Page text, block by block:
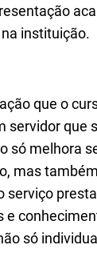
instituição.
que o
servidor que
só melhora
mas
serviço
e
só